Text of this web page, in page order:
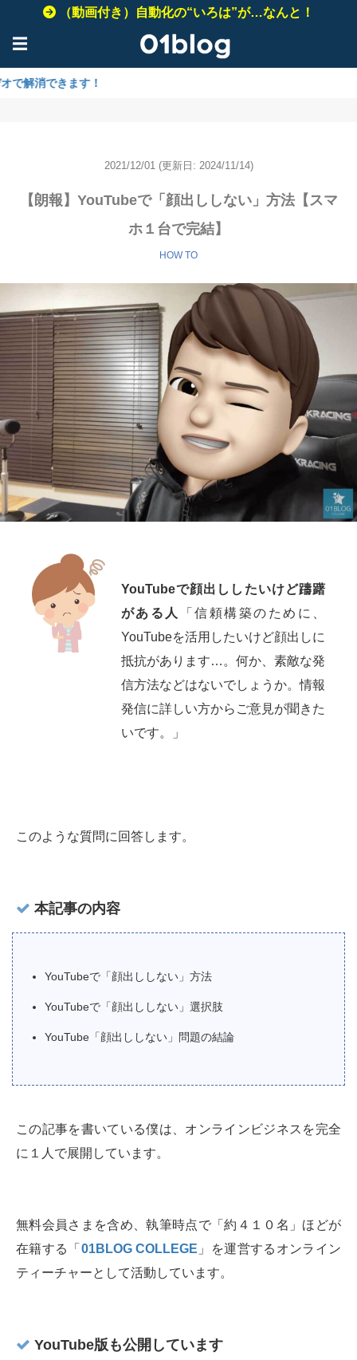
（動画付き）自動化の“いろは”が…なんと！
☰
す！
2021/12/01 (更新日: 2024/11/14)
【朗報】YouTubeで「顔出ししない」方法【スマ
ホ１台で完結】
HOW TO
YouTubeで顔出ししたいけど躊躇
がある人
「信頼構築のために、
YouTubeを活用したいけど顔出しに
抵抗があります…。何か、素敵な発
信方法などはないでしょうか。情報
発信に詳しい方からご意見が聞きた
いです。」
このような質問に回答します。
本記事の内容
YouTubeで「顔出ししない」方法
YouTubeで「顔出ししない」選択肢
YouTube「顔出ししない」問題の結論
この記事を書いている僕は、オンラインビジネスを完全
に１人で展開しています。
無料会員さまを含め、執筆時点で「約４１０名」ほどが
在籍する「 01BLOG COLLEGE 」を運営するオンライン
ティーチャーとして活動しています。
YouTube版も公開しています